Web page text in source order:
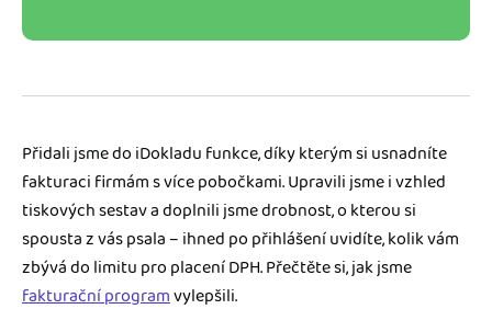
Přidali jsme do iDokladu funkce, díky kterým si usnadníte
fakturaci firmám s více pobočkami. Upravili jsme i vzhled
tiskových sestav a doplnili jsme drobnost, o kterou si
spousta z vás psala – ihned po přihlášení uvidíte, kolik vám
zbývá do limitu pro placení DPH. Přečtěte si, jak jsme
fakturační programvylepšili.